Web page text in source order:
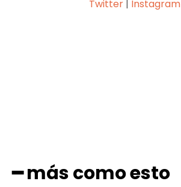
Twitter | Instagram
━ más como esto